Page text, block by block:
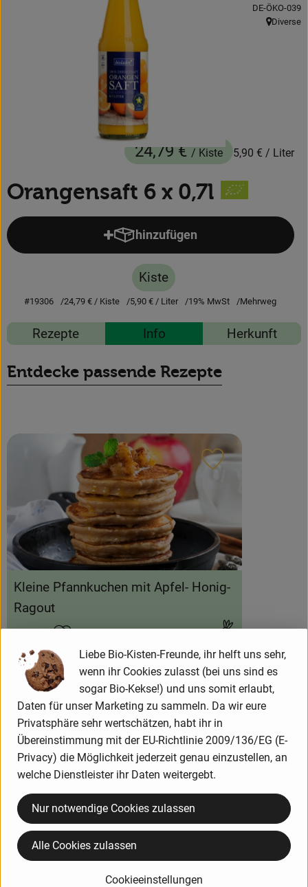
Haushalt & Garten
Geschäftskunden-Shop
Blog
Orangensaft 6 x 0,7l
24,79 €/ Kiste 5,90 € / Liter
, Kontrollstelle:
DE-ÖKO-039
, Herkunft:
Diverse
hinzufügen
Produkt zum Warenkorb
Kiste
#19306 24,79 €/ Kiste 5,90 €/ Liter 19% MwSt Mehrweg
Rezepte Info Herkunft
Entdecke passende Rezepte
Kleine Pfannkuchen mit Apfel- Honig-
Ragout
Rezept zu
Info
Produktinformationen
Zutaten
Liebe Bio-Kisten-Freunde, ihr helft uns sehr,
wenn ihr Cookies zulasst (bei uns sind es
sogar Bio-Kekse!) und uns somit erlaubt,
Daten für unser Marketing zu sammeln. Da wir eure
Privatsphäre sehr wertschätzen, habt ihr in
Übereinstimmung mit der EU-Richtlinie 2009/136/EG (E-
Privacy) die Möglichkeit jederzeit genau einzustellen, an
welche Dienstleister ihr Daten weitergebt.
Cookieeinstellungen
Nur notwendige Cookies zulassen
Alle Cookies zulassen